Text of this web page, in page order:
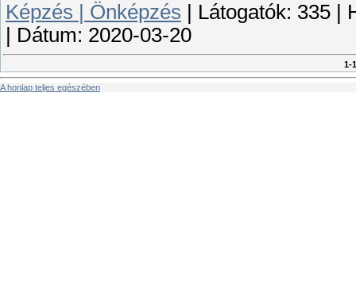
Képzés | Önképzés
Látogatók: 335
Dátum: 2020-03-20
1-
A honlap teljes egészében